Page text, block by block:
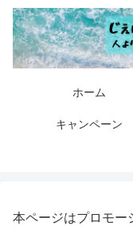
ホーム
キャンペーン
本ページはプロモー